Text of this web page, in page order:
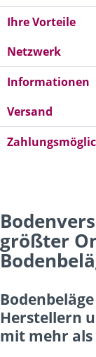
Ihre Vorteile
Netzwerk
Informationen
Versand
größter
Herstellern
mit mehr als